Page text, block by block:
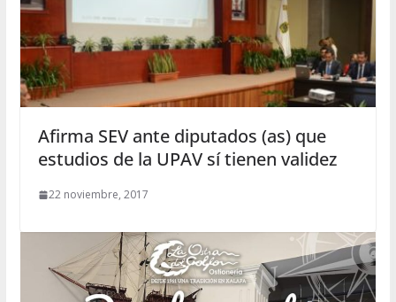
Afirma SEV ante diputados (as) que
estudios de la UPAV sí tienen validez
22 noviembre, 2017